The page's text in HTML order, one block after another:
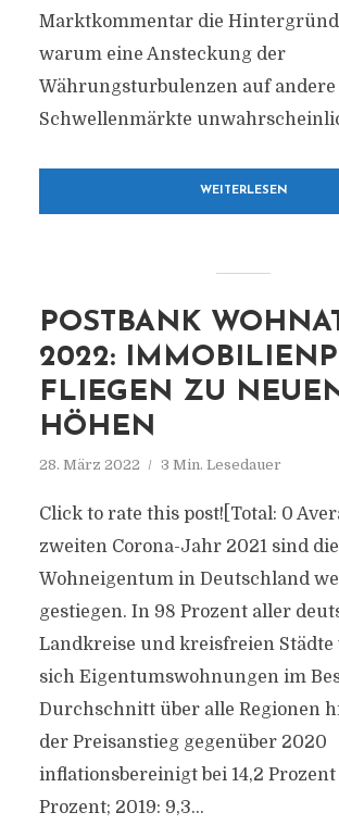
Marktkommentar die
warum eine Ansteckung der
Währungsturbulenzen auf andere
Schwellenmärkte
WEITERLESEN
POSTBANK
2022:
FLIEGEN ZU
HÖHEN
28. März 2022 3 Min. Lesedauer
Click to rate this post![Total: 0
zweiten Corona-Jahr 2021 sind
Wohneigentum in Deutschland
gestiegen. In 98 Prozent aller
Landkreise und kreisfreien
sich Eigentumswohnungen im
Durchschnitt über alle Regionen
der Preisanstieg gegenüber 2020
inflationsbereinigt bei 14,2
Prozent; 2019: 9,3...